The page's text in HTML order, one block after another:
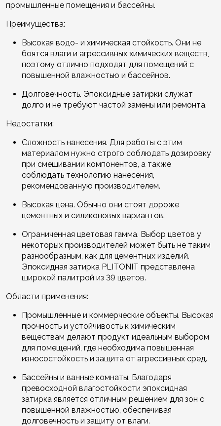
промышленные помещения и бассейны.
Преимущества:
Высокая водо- и химическая стойкость. Они не
боятся влаги и агрессивных химических веществ,
поэтому отлично подходят для помещений с
повышенной влажностью и бассейнов.
Долговечность. Эпоксидные затирки служат
долго и не требуют частой замены или ремонта.
Недостатки:
Сложность нанесения. Для работы с этим
материалом нужно строго соблюдать дозировку
при смешивании компонентов, а также
соблюдать технологию нанесения,
рекомендованную производителем.
Высокая цена. Обычно они стоят дороже
цементных и силиконовых вариантов.
Ограниченная цветовая гамма. Выбор цветов у
некоторых производителей может быть не таким
разнообразным, как для цементных изделий.
Эпоксидная затирка PLITONIT представлена
широкой палитрой из 39 цветов.
Области применения:
Промышленные и коммерческие объекты. Высокая
прочность и устойчивость к химическим
веществам делают продукт идеальным выбором
для помещений, где необходима повышенная
износостойкость и защита от агрессивных сред.
Бассейны и ванные комнаты. Благодаря
превосходной влагостойкости эпоксидная
затирка является отличным решением для зон с
повышенной влажностью, обеспечивая
долговечность и защиту от влаги.